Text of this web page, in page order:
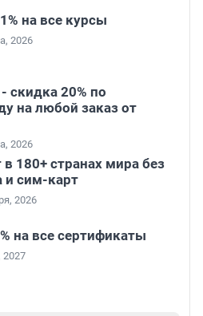
на все курсы
2026
- скидка 20% по
на любой заказ от
2026
в 180+ странах мира без
и сим-карт
2026
на все сертификаты
2027